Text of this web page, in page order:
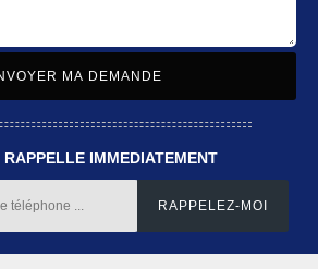
RAPPELLE IMMEDIATEMENT